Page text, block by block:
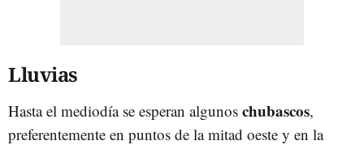
Lluvias
Hasta el mediodía se esperan algunos chubascos,
preferentemente en puntos de la mitad oeste y en la